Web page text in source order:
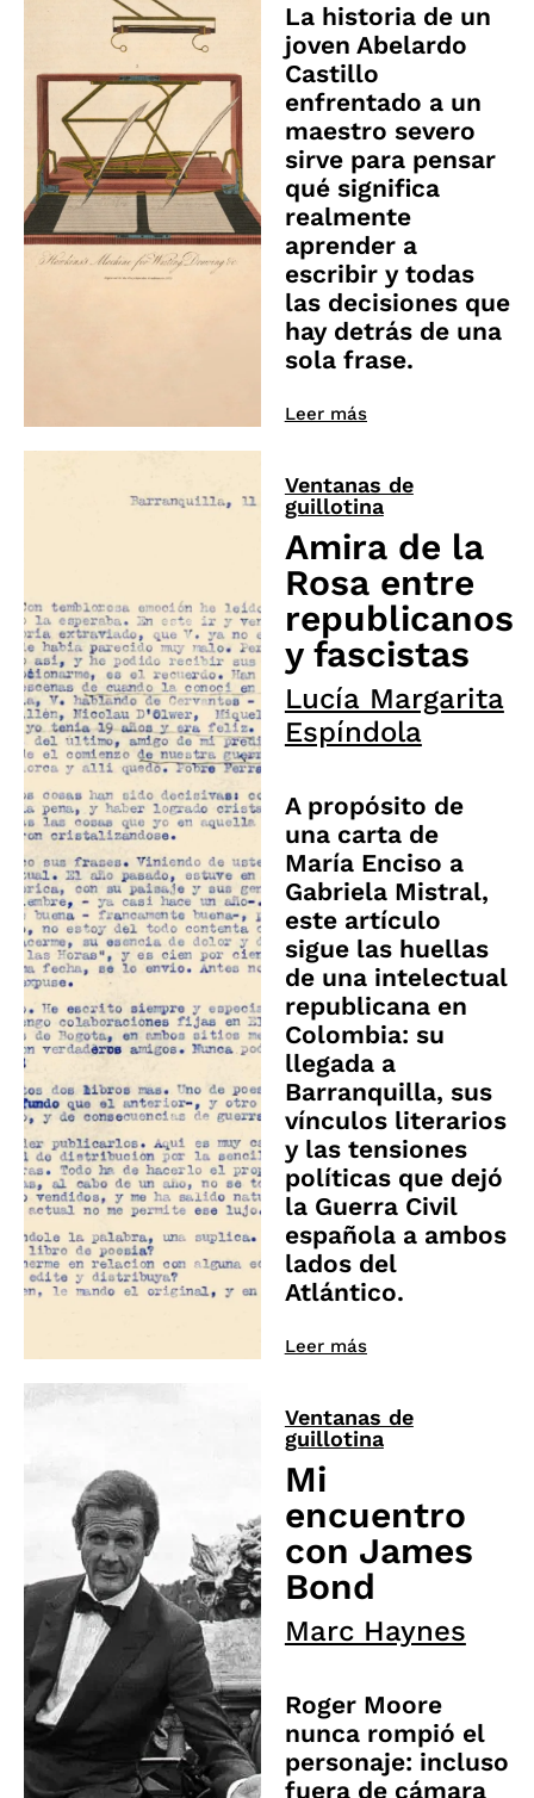
La historia de un
joven Abelardo
Castillo
enfrentado a un
maestro severo
sirve para pensar
qué significa
realmente
aprender a
escribir y todas
las decisiones que
hay detrás de una
sola frase.
Leer más
Ventanas de
guillotina
Amira de la
Rosa entre
republicanos
y fascistas
Lucía Margarita
Espíndola
A propósito de
una carta de
María Enciso a
Gabriela Mistral,
este artículo
sigue las huellas
de una intelectual
republicana en
Colombia: su
llegada a
Barranquilla, sus
vínculos literarios
y las tensiones
políticas que dejó
la Guerra Civil
española a ambos
lados del
Atlántico.
Leer más
Ventanas de
guillotina
Mi
encuentro
con James
Bond
Marc Haynes
Roger Moore
nunca rompió el
personaje: incluso
fuera de cámara